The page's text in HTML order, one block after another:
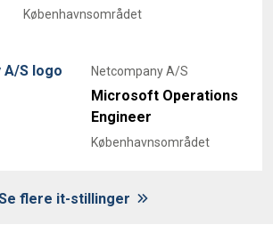
Københavnsområdet
Netcompany A/S
Microsoft Operations
Engineer
Københavnsområdet
flere it-stillinger